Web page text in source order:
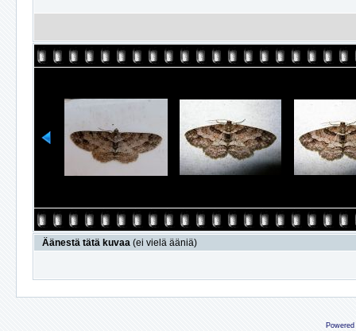
Äänestä tätä kuvaa (ei vielä ääniä)